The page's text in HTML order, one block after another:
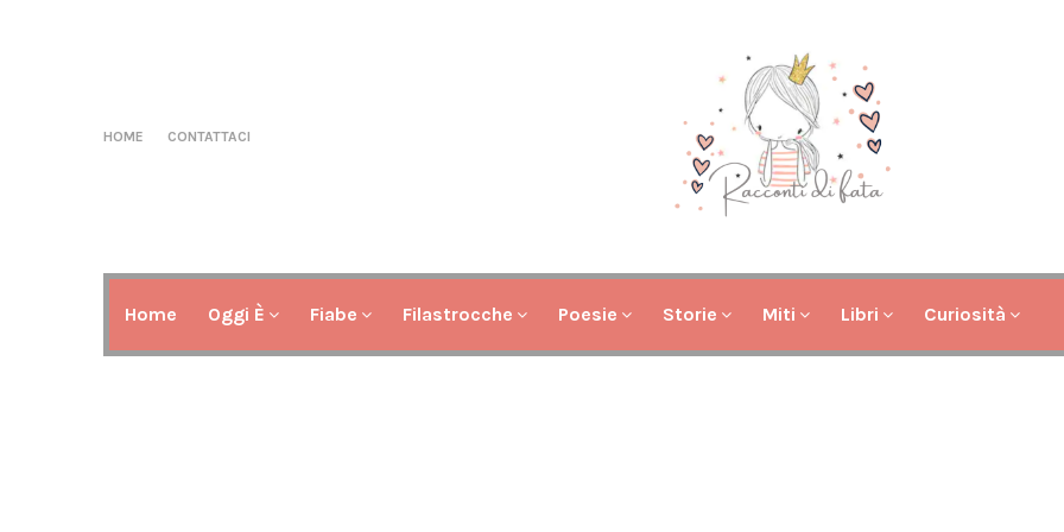
HOME CONTATTACI
Home Oggi È Fiabe Filastrocche Poesie Storie Miti Libri Curiosità